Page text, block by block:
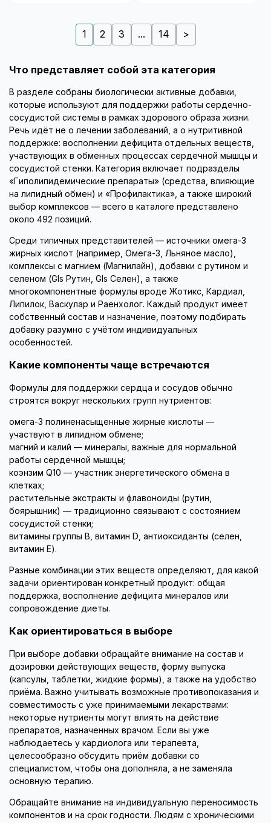
1 2 3 ... 14 >
Что представляет собой эта категория
В разделе собраны биологически активные добавки,
которые используют для поддержки работы сердечно-
сосудистой системы в рамках здорового образа жизни.
Речь идёт не о лечении заболеваний, а о нутритивной
поддержке: восполнении дефицита отдельных веществ,
участвующих в обменных процессах сердечной мышцы и
сосудистой стенки. Категория включает подразделы
«Гиполипидемические препараты» (средства, влияющие
на липидный обмен) и «Профилактика», а также широкий
выбор комплексов — всего в каталоге представлено
около 492 позиций.
Среди типичных представителей — источники омега-3
жирных кислот (например, Омега-3, Льняное масло),
комплексы с магнием (Магнилайн), добавки с рутином и
селеном (Gls Рутин, Gls Селен), а также
многокомпонентные формулы вроде Жотикс, Кардиал,
Липилок, Васкулар и Раенхолог. Каждый продукт имеет
собственный состав и назначение, поэтому подбирать
добавку разумно с учётом индивидуальных
особенностей.
Какие компоненты чаще встречаются
Формулы для поддержки сердца и сосудов обычно
строятся вокруг нескольких групп нутриентов:
омега-3 полиненасыщенные жирные кислоты —
участвуют в липидном обмене;
магний и калий — минералы, важные для нормальной
работы сердечной мышцы;
коэнзим Q10 — участник энергетического обмена в
клетках;
растительные экстракты и флавоноиды (рутин,
боярышник) — традиционно связывают с состоянием
сосудистой стенки;
витамины группы B, витамин D, антиоксиданты (селен,
витамин E).
Разные комбинации этих веществ определяют, для какой
задачи ориентирован конкретный продукт: общая
поддержка, восполнение дефицита минералов или
сопровождение диеты.
Как ориентироваться в выборе
При выборе добавки обращайте внимание на состав и
дозировки действующих веществ, форму выпуска
(капсулы, таблетки, жидкие формы), а также на удобство
приёма. Важно учитывать возможные противопоказания и
совместимость с уже принимаемыми лекарствами:
некоторые нутриенты могут влиять на действие
препаратов, назначенных врачом. Если вы уже
наблюдаетесь у кардиолога или терапевта,
целесообразно обсудить приём добавки со
специалистом, чтобы она дополняла, а не заменяла
основную терапию.
Обращайте внимание на индивидуальную переносимость
компонентов и на срок годности. Людям с хроническими